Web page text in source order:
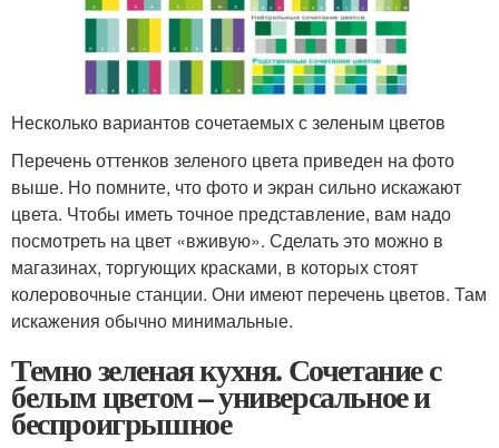
Несколько вариантов сочетаемых с зеленым цветов
Перечень оттенков зеленого цвета приведен на фото
выше. Но помните, что фото и экран сильно искажают
цвета. Чтобы иметь точное представление, вам надо
посмотреть на цвет «вживую». Сделать это можно в
магазинах, торгующих красками, в которых стоят
колеровочные станции. Они имеют перечень цветов. Там
искажения обычно минимальные.
Темно зеленая кухня. Сочетание с
белым цветом – универсальное и
беспроигрышное